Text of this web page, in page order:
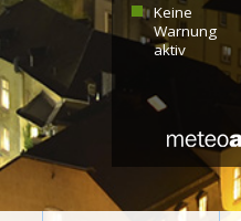
Keine
Warnung
aktiv